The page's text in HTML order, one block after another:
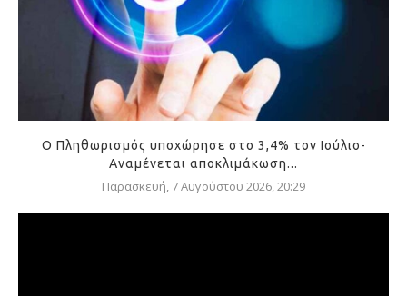
Ο Πληθωρισμός υποχώρησε στο 3,4% τον Ιούλιο-
Αναμένεται αποκλιμάκωση...
Παρασκευή, 7 Αυγούστου 2026, 20:29